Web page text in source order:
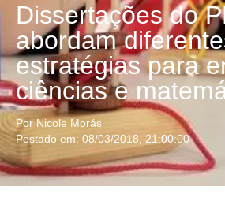
Dissertações do
abordam
estratégias para
ciências e
Por Nicole Morás
Postado em: 08/03/2018, 21:00:00